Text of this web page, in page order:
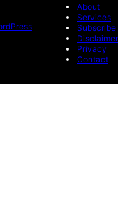
About
Services
Subscribe
Disclaimer
Privacy
Contact